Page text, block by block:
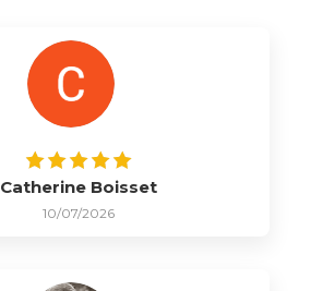
Catherine Boisset
10/07/2026